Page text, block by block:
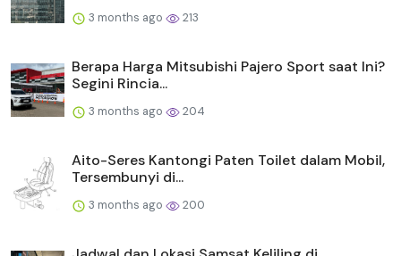
3 months ago 213
Berapa Harga Mitsubishi Pajero Sport saat Ini?
Segini Rincia...
3 months ago 204
Aito-Seres Kantongi Paten Toilet dalam Mobil,
Tersembunyi di...
3 months ago 200